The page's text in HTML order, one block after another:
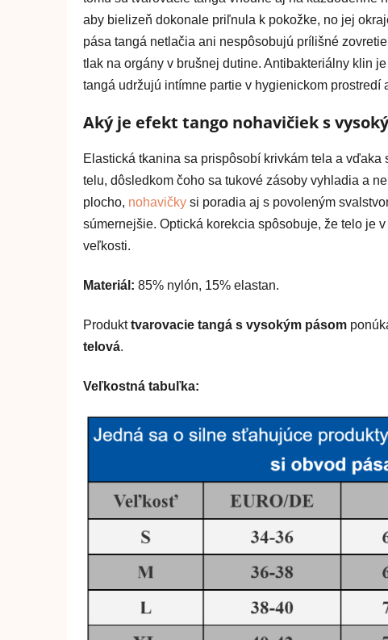
aby bielizeň dokonale priľnula k pokožke, no jej
pása tangá netlačia ani nespôsobujú prílišné
tlak na orgány v brušnej dutine. Antibakteriálny klin
tangá udržujú intímne partie v hygienickom prostredí
Aký je efekt tango nohavičiek s
Elastická tkanina sa prispôsobí krivkám tela a
telu, dôsledkom čoho sa tukové zásoby vyhladia a
plocho, nohavičky si poradia aj s povoleným
súmernejšie. Optická korekcia spôsobuje, že telo je
veľkosti.
Materiál: 85% nylón, 15% elastan.
Produkttvarovacie tangá s vysokým pásom
telová.
Veľkostná tabuľka: